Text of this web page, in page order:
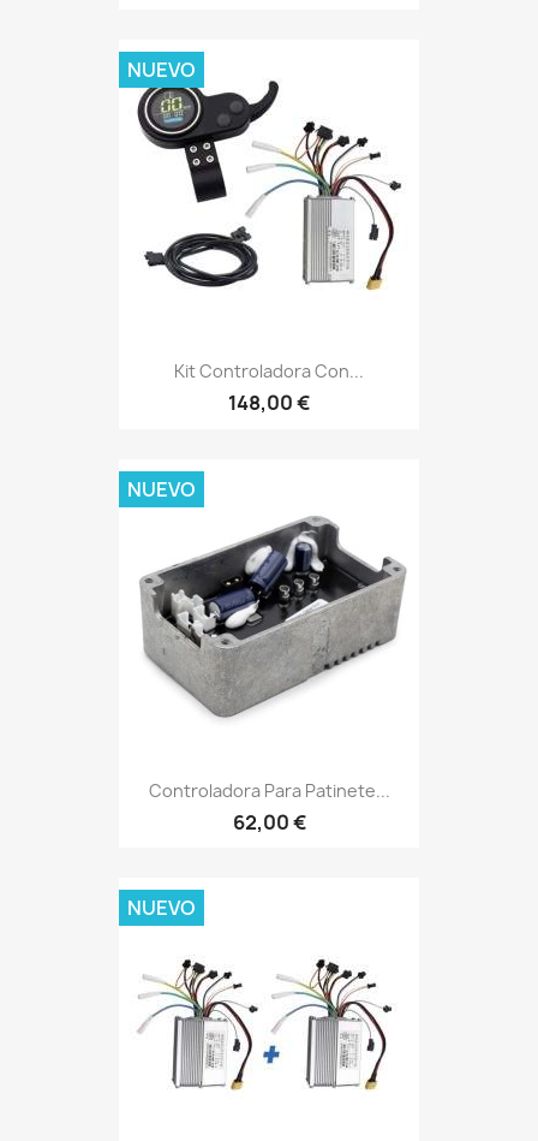
Kit Controladora Con...
148,00 €
NUEVO
Controladora Para Patinete...
62,00 €
NUEVO
NUEVO